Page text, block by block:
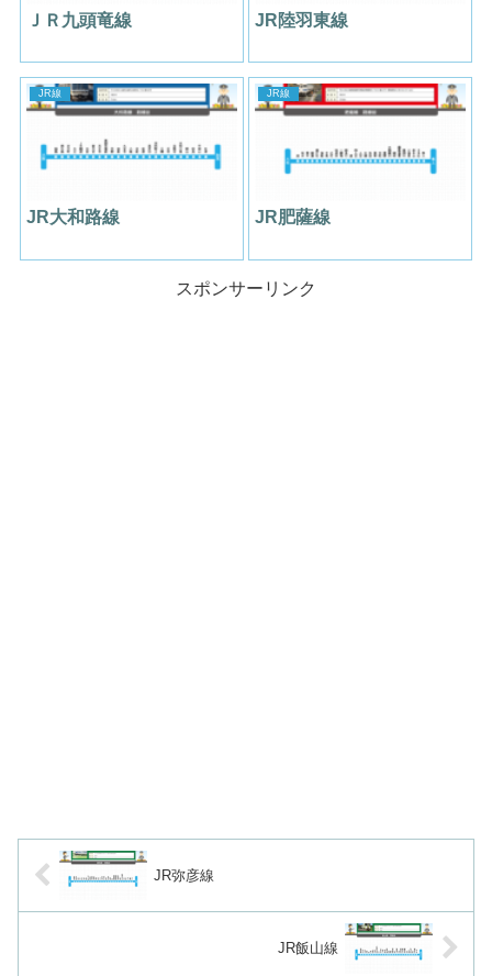
ＪＲ九頭竜線 JR陸羽東線
JR線
JR大和路線
JR線
JR肥薩線
スポンサーリンク
JR弥彦線
JR飯山線